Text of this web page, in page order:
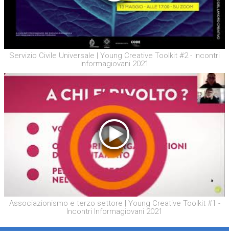
Servizio Civile Universale | Young Creative Toolkit #2 - Incontri
Informagiovani 2021
Associazionismo e terzo settore | Young Creative Toolkit #1 -
Incontri Informagiovani 2021